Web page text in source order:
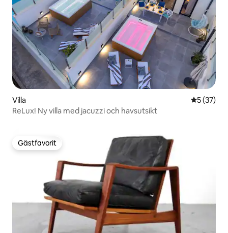
Villa 5 av 5 i
5 (37)
ReLux! Ny villa med jacuzzi och havsutsikt
Gästfavorit
Gästfavorit